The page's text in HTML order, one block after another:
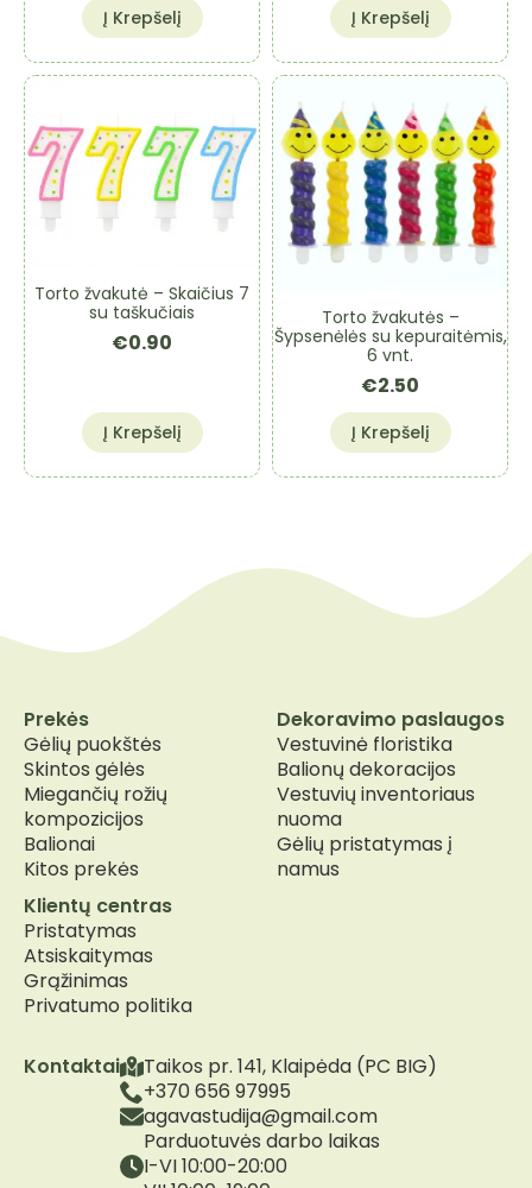
Į Krepšelį Į Krepšelį
Torto žvakutė – Skaičius 7
su taškučiais
€0.90
Į Krepšelį
Torto žvakutės –
Šypsenėlės su kepuraitėmis,
6 vnt.
€2.50
Į Krepšelį
Kontaktai
Taikos pr. 141, Klaipėda (PC BIG)
+370 656 97995
agavastudija@gmail.com
Parduotuvės darbo laikas
I-VI 10:00-20:00
Prekės
Gėlių puokštės
Skintos gėlės
Miegančių rožių
kompozicijos
Balionai
Kitos prekės
Dekoravimo paslaugos
Vestuvinė floristika
Balionų dekoracijos
Vestuvių inventoriaus
nuoma
Gėlių pristatymas į
namus
Klientų centras
Pristatymas
Atsiskaitymas
Grąžinimas
Privatumo politika